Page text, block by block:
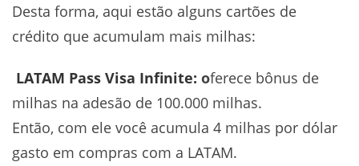
Desta forma, aqui estão alguns cartões de
crédito que acumulam mais milhas:
LATAM Pass Visa Infinite: oferece bônus de
milhas na adesão de 100.000 milhas.
Então, com ele você acumula 4 milhas por dólar
gasto em compras com a LATAM.